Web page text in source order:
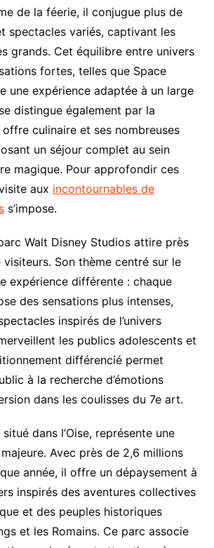
de la féerie, il conjugue plus de
spectacles variés, captivant les
grands. Cet équilibre entre univers
fortes, telles que Space
une expérience adaptée à un large
distingue également par la
culinaire et ses nombreuses
un séjour complet au sein
magique. Pour approfondir ces
aux incontournables de
s’impose.
Walt Disney Studios attire près
Son thème centré sur le
expérience différente : chaque
des sensations plus intenses,
inspirés de l’univers
les publics adolescents et
différencié permet
à la recherche d’émotions
dans les coulisses du 7e art.
dans l’Oise, représente une
Avec près de 2,6 millions
année, il offre un dépaysement à
inspirés des aventures collectives
et des peuples historiques
et les Romains. Ce parc associe